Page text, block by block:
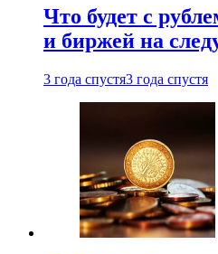
Что будет с
и биржей на
3 года спустя3 года спустя